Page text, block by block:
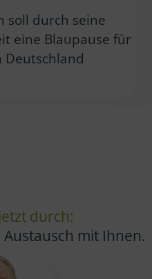
soll durch seine
eine Blaupause für
Deutschland
durch:
mit Ihnen.